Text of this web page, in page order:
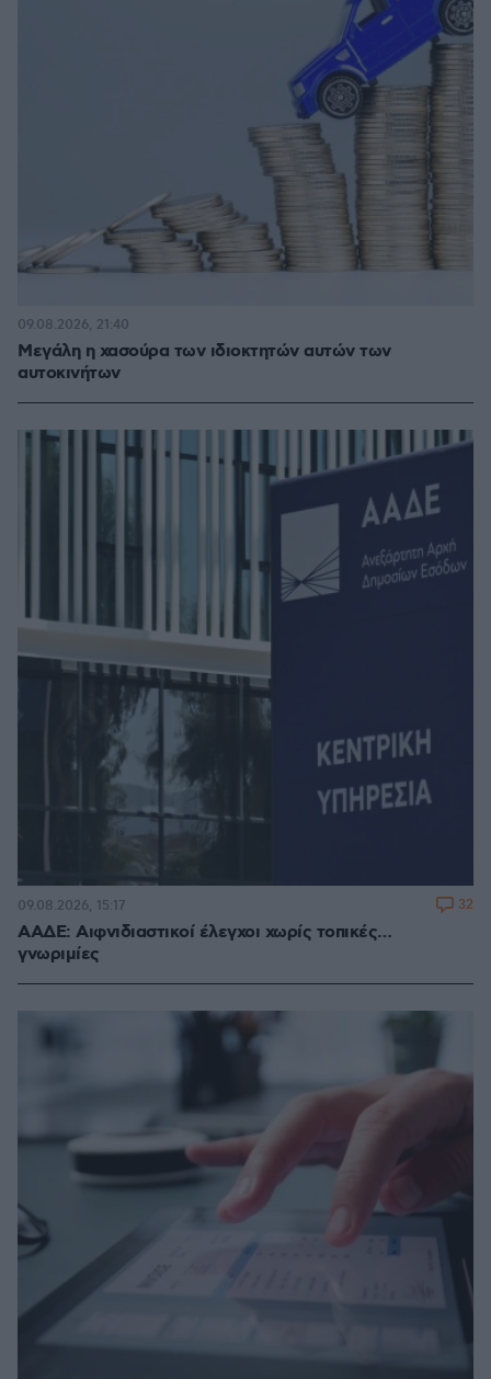
Μεγάλη η χασούρα των ιδιοκτητών αυτών των
αυτοκινήτων
09.08.2026, 21:40
ΑΑΔΕ: Αιφνιδιαστικοί έλεγχοι χωρίς τοπικές…
γνωριμίες
09.08.2026, 15:17 32